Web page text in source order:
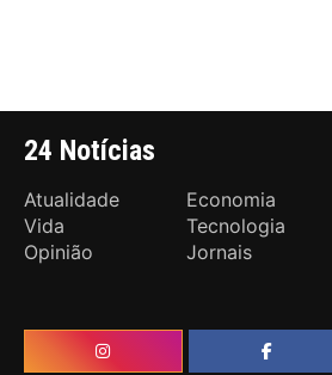
24 Notícias
Atualidade Economia
Vida
Tecnologia
Opinião
Jornais